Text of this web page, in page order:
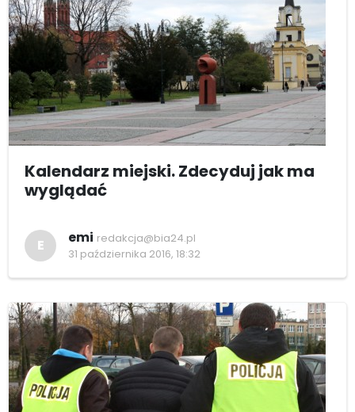
Kalendarz miejski. Zdecyduj jak ma
wyglądać
E emi redakcja@bia24.pl
31 października 2016, 18:32